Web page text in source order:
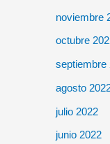
noviembre
octubre
septiembre
agosto
julio 2022
junio 2022